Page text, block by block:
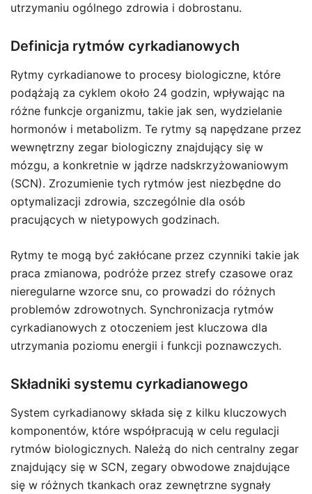
utrzymaniu ogólnego zdrowia i dobrostanu.
Definicja rytmów cyrkadianowych
Rytmy cyrkadianowe to procesy biologiczne, które
podążają za cyklem około 24 godzin, wpływając na
różne funkcje organizmu, takie jak sen, wydzielanie
hormonów i metabolizm. Te rytmy są napędzane przez
wewnętrzny zegar biologiczny znajdujący się w
mózgu, a konkretnie w jądrze nadskrzyżowaniowym
(SCN). Zrozumienie tych rytmów jest niezbędne do
optymalizacji zdrowia, szczególnie dla osób
pracujących w nietypowych godzinach.
Rytmy te mogą być zakłócane przez czynniki takie jak
praca zmianowa, podróże przez strefy czasowe oraz
nieregularne wzorce snu, co prowadzi do różnych
problemów zdrowotnych. Synchronizacja rytmów
cyrkadianowych z otoczeniem jest kluczowa dla
utrzymania poziomu energii i funkcji poznawczych.
Składniki systemu cyrkadianowego
System cyrkadianowy składa się z kilku kluczowych
komponentów, które współpracują w celu regulacji
rytmów biologicznych. Należą do nich centralny zegar
znajdujący się w SCN, zegary obwodowe znajdujące
się w różnych tkankach oraz zewnętrzne sygnały